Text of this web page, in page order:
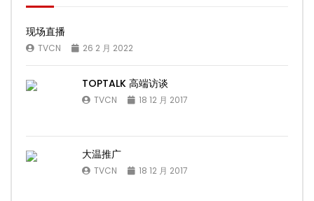
现场直播
TVCN 26 2 月 2022
TOPTALK 高端访谈
TVCN 18 12 月 2017
大温推广
TVCN 18 12 月 2017